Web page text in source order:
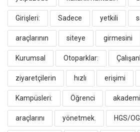
Girişleri: Sadece yetkili
araçlarının siteye girmesini
​Kurumsal Otoparklar:
ziyaretçilerin hızlı erişimi
Kampüsleri: Öğrenci
araçlarını yönetmek. ​HGS/